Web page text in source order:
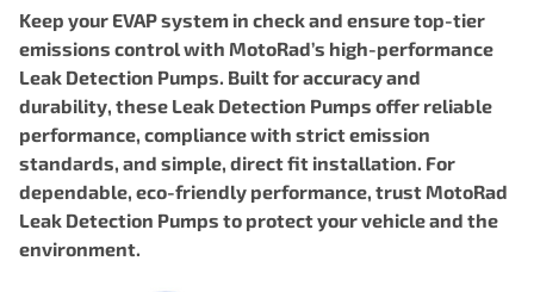
Keep your EVAP system in check and ensure top-tier
emissions control with MotoRad’s high-performance
Leak Detection Pumps. Built for accuracy and
durability, these Leak Detection Pumps offer reliable
performance, compliance with strict emission
standards, and simple, direct fit installation. For
dependable, eco-friendly performance, trust MotoRad
Leak Detection Pumps to protect your vehicle and the
environment.